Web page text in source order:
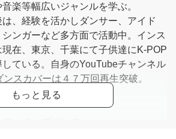
楽等幅広いジャンルを学ぶ。
、経験を活かしダンサー、アイド
ンガーなど多方面で活動中。インス
現在、東京、千葉にて子供達にK-POP
ている。自身のYouTubeチャンネル
スカバーは４７万回再生突破。